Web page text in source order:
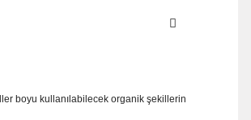
boyu kullanılabilecek organik şekillerin